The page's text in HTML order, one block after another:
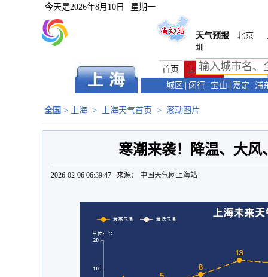
今天是2026年8月10日 星期一
天气预报 北京
圳
首页 上海首页
天气预报
城区
闵行 宝山 嘉定 浦
全国 > 上海 > 上海天气首页 > 滚动图片
寒潮来袭！降温、大风
2026-02-06 06:39:47 来源： 中国天气网上海站